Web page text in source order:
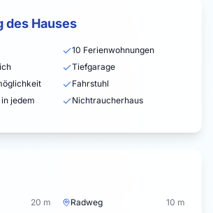
des Hauses
10 Ferienwohnungen
Tiefgarage
Fahrstuhl
jedem
Nichtraucherhaus
20 m Radweg
10 m